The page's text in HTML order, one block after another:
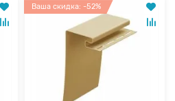
Ваша скидка: -52%